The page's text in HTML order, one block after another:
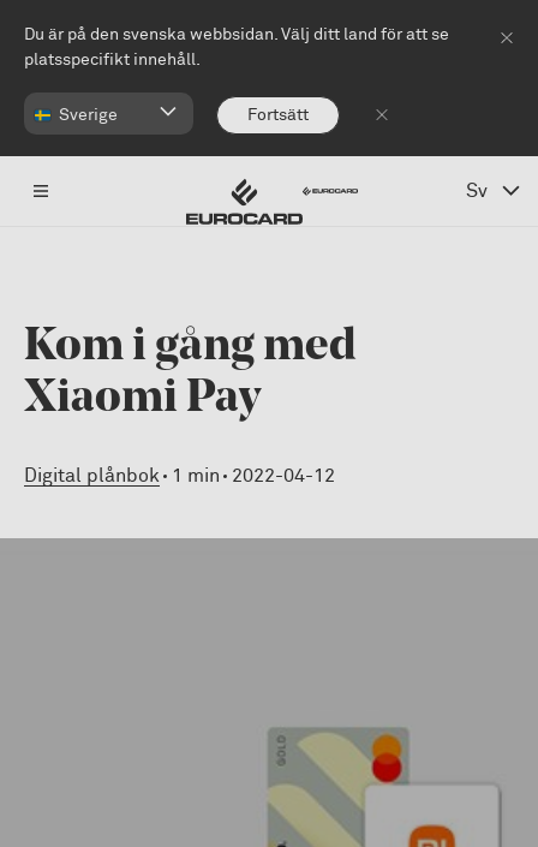
Du är på den svenska webbsidan. Välj ditt land för att se
platsspecifikt innehåll.
Sverige Fortsätt
Sv
Kom i gång med
Xiaomi Pay
Digital plånbok 1 min 2022-04-12